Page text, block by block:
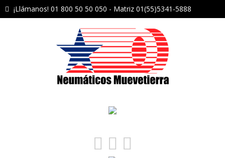
¡Llámanos! 01 800 50 50 050 - Matriz 01(55)5341-5888